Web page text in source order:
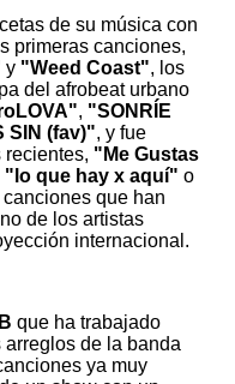
de su música con
primeras canciones,
y "Weed Coast", los
del afrobeat urbano
, "SONRÍE
SIN (fav)", y fue
recientes, "Me Gustas
"lo que hay x aquí" o
canciones que han
de los artistas
internacional.
que ha trabajado
de la banda
ya muy